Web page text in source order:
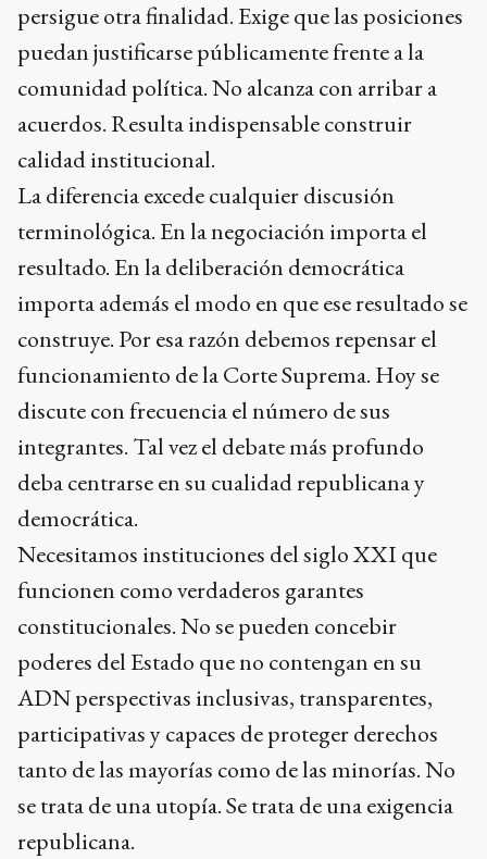
persigue otra finalidad. Exige que las posiciones
puedan justificarse públicamente frente a la
comunidad política. No alcanza con arribar a
acuerdos. Resulta indispensable construir
calidad institucional.
La diferencia excede cualquier discusión
terminológica. En la negociación importa el
resultado. En la deliberación democrática
importa además el modo en que ese resultado se
construye. Por esa razón debemos repensar el
funcionamiento de la Corte Suprema. Hoy se
discute con frecuencia el número de sus
integrantes. Tal vez el debate más profundo
deba centrarse en su cualidad republicana y
democrática.
Necesitamos instituciones del siglo XXI que
funcionen como verdaderos garantes
constitucionales. No se pueden concebir
poderes del Estado que no contengan en su
ADN perspectivas inclusivas, transparentes,
participativas y capaces de proteger derechos
tanto de las mayorías como de las minorías. No
se trata de una utopía. Se trata de una exigencia
republicana.